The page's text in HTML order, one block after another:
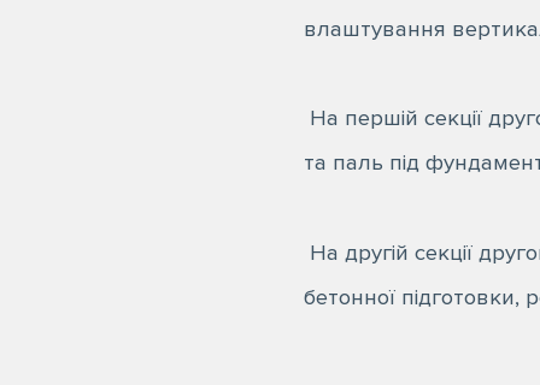
влаштування
На першій секції
та паль під
На другій секції
бетонної підготовки,